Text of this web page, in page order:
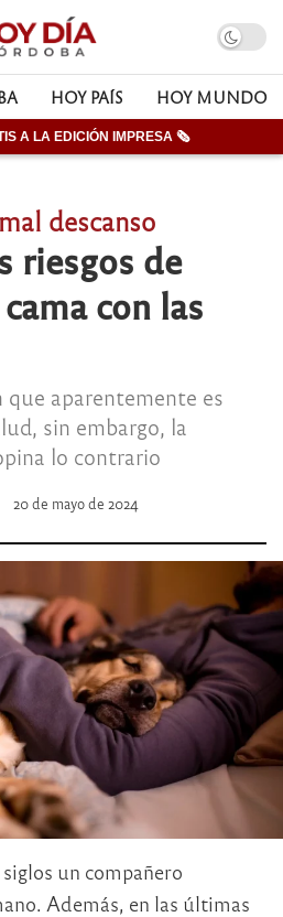
HOY PAÍS HOY MUNDO
A LA EDICIÓN IMPRESA 🗞
descanso
riesgos de
con las
aparentemente es
sin embargo, la
lo contrario
20 de mayo de 2024
un compañero
Además, en las últimas